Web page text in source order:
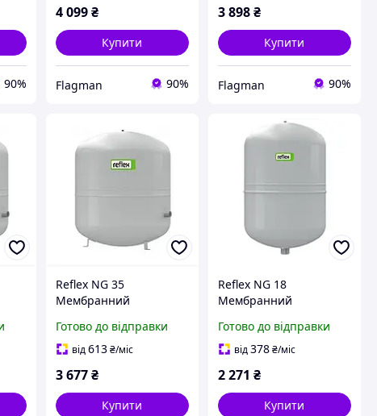
90%
4 099 ₴
Купити
Flagman 90%
3 898₴
Купити
Flagman 90%
Reflex NG 35
Мембранний
сірий (8270100)
Готово до відправки
від613 ₴/міс
3 677 ₴
Купити
Reflex NG 18
Мембранний
сірий (8250100)
Готово до відправки
від378₴/міс
2 271 ₴
Купити